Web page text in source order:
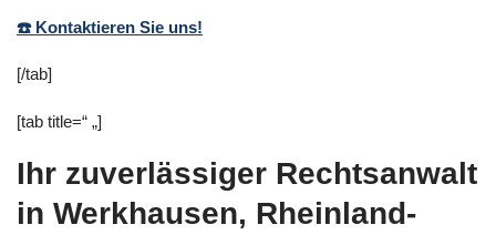
☎️ Kontaktieren Sie uns!
[/tab]
[tab title=“ „]
Ihr zuverlässiger Rechtsanwalt
in Werkhausen, Rheinland-